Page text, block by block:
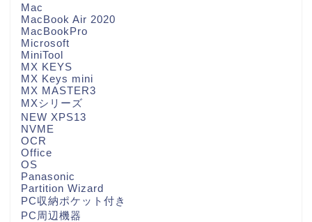
Mac
MacBook Air 2020
MacBookPro
Microsoft
MiniTool
MX KEYS
MX Keys mini
MX MASTER3
MXシリーズ
NEW XPS13
NVME
OCR
Office
OS
Panasonic
Partition Wizard
PC収納ポケット付き
PC周辺機器